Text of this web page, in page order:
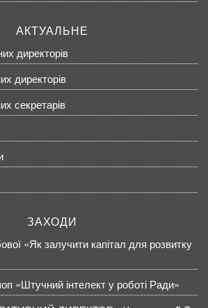
АКТУАЛЬНЕ
директорів
директорів
секретарів
ЗАХОДИ
«Як залучити капітал для розвитку
«Штучний інтелект у роботі Ради»